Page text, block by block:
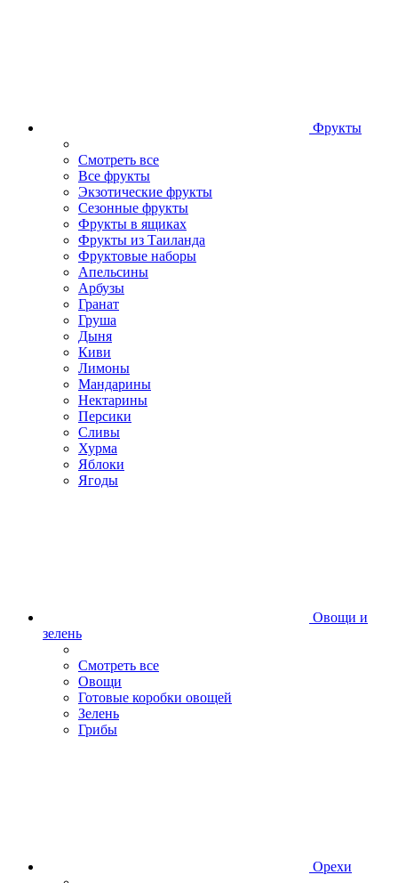
Фрукты
Смотреть все
Все фрукты
Экзотические фрукты
Сезонные фрукты
Фрукты в ящиках
Фрукты из Таиланда
Фруктовые наборы
Апельсины
Арбузы
Гранат
Груша
Дыня
Киви
Лимоны
Мандарины
Нектарины
Персики
Сливы
Хурма
Яблоки
Ягоды
Овощи и
зелень
Смотреть все
Овощи
Готовые коробки овощей
Зелень
Грибы
Орехи